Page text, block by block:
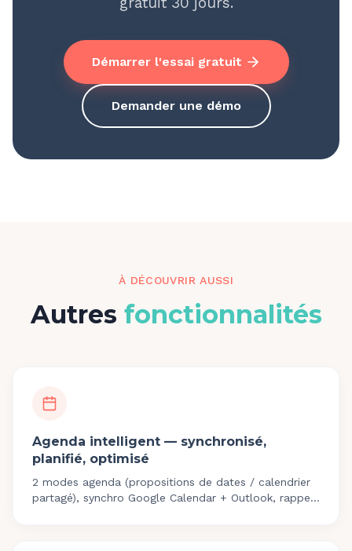
Démarrer l'essai gratuit
Demander une démo
À DÉCOUVRIR AUSSI
Autres fonctionnalités
Agenda intelligent — synchronisé,
planifié, optimisé
2 modes agenda (propositions de dates / calendrier
partagé), synchro Google Calendar + Outlook, rappels